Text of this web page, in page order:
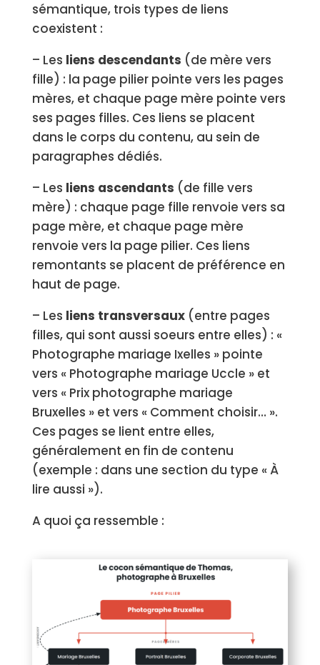
sémantique, trois types de liens
coexistent :
– Les liens descendants (de mère vers
fille) : la page pilier pointe vers les pages
mères, et chaque page mère pointe vers
ses pages filles. Ces liens se placent
dans le corps du contenu, au sein de
paragraphes dédiés.
– Les liens ascendants (de fille vers
mère) : chaque page fille renvoie vers sa
page mère, et chaque page mère
renvoie vers la page pilier. Ces liens
remontants se placent de préférence en
haut de page.
– Les liens transversaux(entre pages
filles, qui sont aussi soeurs entre elles) : «
Photographe mariage Ixelles » pointe
vers « Photographe mariage Uccle » et
vers « Prix photographe mariage
Bruxelles » et vers « Comment choisir… ».
Ces pages se lient entre elles,
généralement en fin de contenu
(exemple : dans une section du type « À
lire aussi »).
A quoi ça ressemble :